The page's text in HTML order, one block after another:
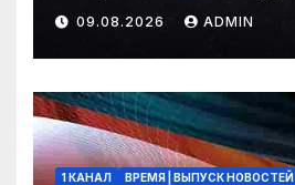
09.08.2026 ADMIN
1 КАНАЛ ВРЕМЯ | ВЫПУСК НОВОСТЕЙ